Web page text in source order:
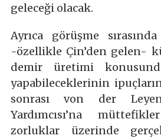
geleceği olacak.
Ayrıca görüşme
-özellikle Çin’den gelen-
demir üretimi
yapabileceklerinin
sonrası von der
Yardımcısı’na
zorluklar üzerinde